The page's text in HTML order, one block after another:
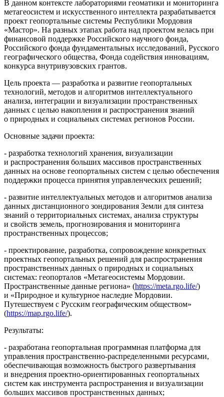
В данном контексте лабораториями геоматики и мониторинга
метагеосистем и искусственного интеллекта разрабатывается
проект геопортальные системы Республики Мордовия
«Мастор». На разных этапах работа над проектом велась при
финансовой поддержке Российского научного фонда,
Российского фонда фундаментальных исследований, Русского
географического общества, Фонда содействия инновациям,
конкурса внутривузовских грантов.
Цель проекта — разработка и развитие геопортальных
технологий, методов и алгоритмов интеллектуального
анализа, интеграции и визуализации пространственных
данных с целью накопления и распространения знаний
о природных и социальных системах регионов России.
Основные задачи проекта:
- разработка технологий хранения, визуализации
и распространения больших массивов пространственных
данных на основе геопортальных систем с целью обеспечения
поддержки процесса принятия управленческих решений;
- развитие интеллектуальных методов и алгоритмов анализа
данных дистанционного зондирования Земли для синтеза
знаний о территориальных системах, анализа структуры
и свойств земель, прогнозирования и мониторинга
пространственных процессов;
- проектирование, разработка, сопровождение конкретных
проектных геопортальных решений для распространения
пространственных данных о природных и социальных
системах: геопорталов «Метагеосистемы Мордовии.
Пространственные данные региона» (https://meta.rgo.life/)
и «Природное и культурное наследие Мордовии.
Путешествуем с Русским географическим обществом»
(https://map.rgo.life/).
Результаты:
- разработана геопортальная программная платформа для
управления пространственно-распределенными ресурсами,
обеспечивающая возможность быстрого развертывания
и внедрения проектно-ориентированных геопортальных
систем как инструмента распространения и визуализации
больших массивов пространственных данных;